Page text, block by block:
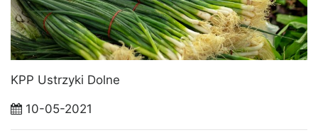
KPP Ustrzyki Dolne
10-05-2021